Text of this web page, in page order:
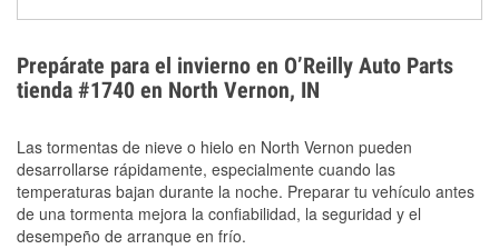
el sobrecalentamiento en condiciones de frío
extremo. Aprende cómo comprobar la protección
anticongelante en nuestra sección How-To.
Prepárate para el invierno en O’Reilly Auto Parts
tienda #1740 en North Vernon, IN
Las tormentas de nieve o hielo en North Vernon pueden
desarrollarse rápidamente, especialmente cuando las
temperaturas bajan durante la noche. Preparar tu vehículo antes
de una tormenta mejora la confiabilidad, la seguridad y el
desempeño de arranque en frío.